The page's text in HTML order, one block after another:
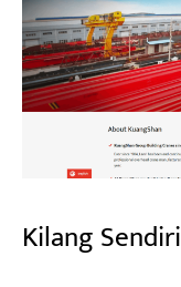
Kilang